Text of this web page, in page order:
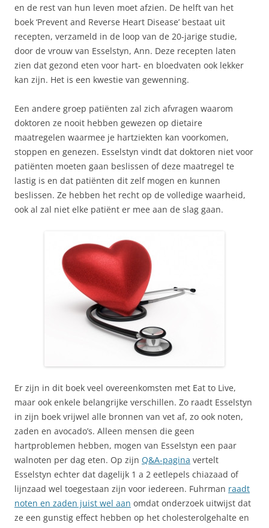
en de rest van hun leven moet afzien. De helft van het
boek ‘Prevent and Reverse Heart Disease’ bestaat uit
recepten, verzameld in de loop van de 20-jarige studie,
door de vrouw van Esselstyn, Ann. Deze recepten laten
zien dat gezond eten voor hart- en bloedvaten ook lekker
kan zijn. Het is een kwestie van gewenning.
Een andere groep patiënten zal zich afvragen waarom
doktoren ze nooit hebben gewezen op dietaire
maatregelen waarmee je hartziekten kan voorkomen,
stoppen en genezen. Esselstyn vindt dat doktoren niet voor
patiënten moeten gaan beslissen of deze maatregel te
lastig is en dat patiënten dit zelf mogen en kunnen
beslissen. Ze hebben het recht op de volledige waarheid,
ook al zal niet elke patiënt er mee aan de slag gaan.
Er zijn in dit boek veel overeenkomsten met Eat to Live,
maar ook enkele belangrijke verschillen. Zo raadt Esselstyn
in zijn boek vrijwel alle bronnen van vet af, zo ook noten,
zaden en avocado’s. Alleen mensen die geen
hartproblemen hebben, mogen van Esselstyn een paar
walnoten per dag eten. Op zijn Q&A-pagina vertelt
Esselstyn echter dat dagelijk 1 a 2 eetlepels chiazaad of
lijnzaad wel toegestaan zijn voor iedereen. Fuhrman raadt
noten en zaden juist wel aan omdat onderzoek uitwijst dat
ze een gunstig effect hebben op het cholesterolgehalte en